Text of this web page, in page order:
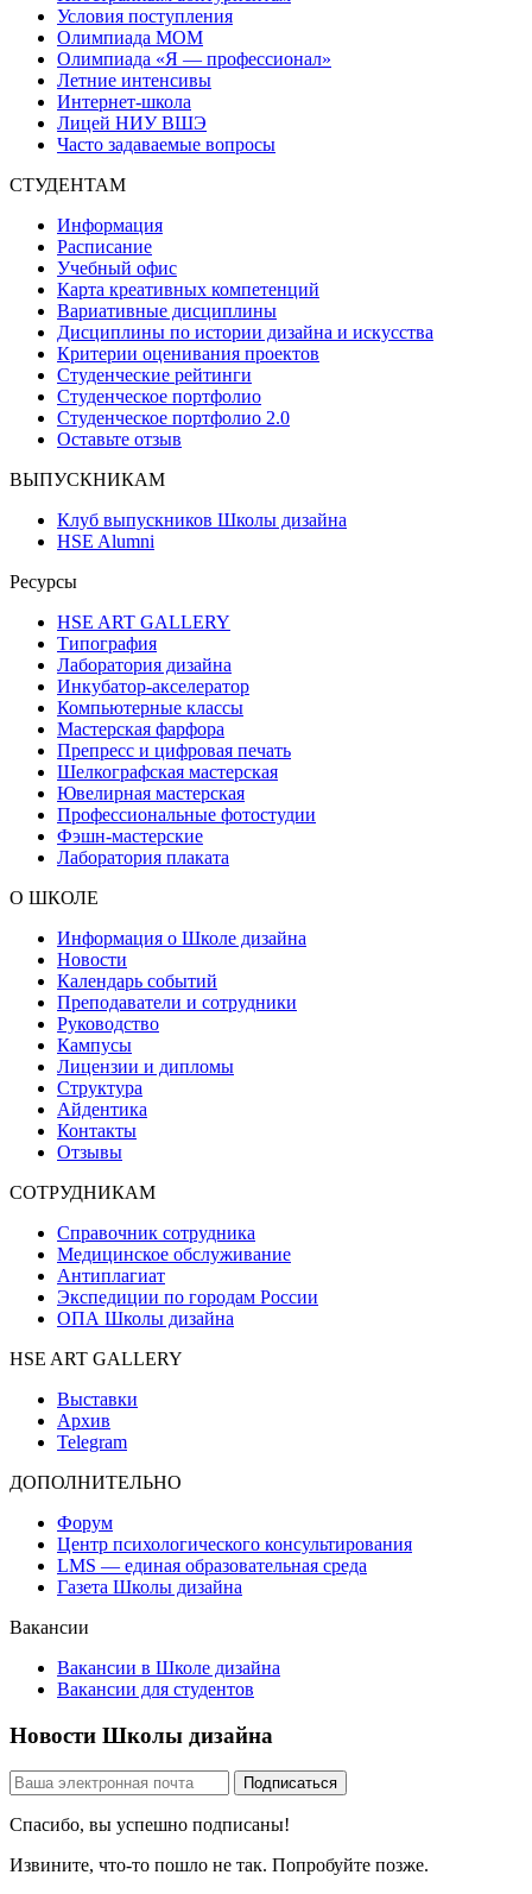
Условия поступления
Олимпиада МОМ
Олимпиада «Я — профессионал»
Летние интенсивы
Интернет-школа
Лицей НИУ ВШЭ
Часто задаваемые вопросы
СТУДЕНТАМ
Информация
Расписание
Учебный офис
Карта креативных компетенций
Вариативные дисциплины
Дисциплины по истории дизайна и искусства
Критерии оценивания проектов
Студенческие рейтинги
Студенческое портфолио
Студенческое портфолио 2.0
Оставьте отзыв
ВЫПУСКНИКАМ
Клуб выпускников Школы дизайна
HSE Alumni
Ресурсы
HSE ART GALLERY
Типография
Лаборатория дизайна
Инкубатор-акселератор
Компьютерные классы
Мастерская фарфора
Препресс и цифровая печать
Шелкографская мастерская
Ювелирная мастерская
Профессиональные фотостудии
Фэшн-мастерские
Лаборатория плаката
О ШКОЛЕ
Информация о Школе дизайна
Новости
Календарь событий
Преподаватели и сотрудники
Руководство
Кампусы
Лицензии и дипломы
Структура
Айдентика
Контакты
Отзывы
СОТРУДНИКАМ
Справочник сотрудника
Медицинское обслуживание
Антиплагиат
Экспедиции по городам России
ОПА Школы дизайна
HSE ART GALLERY
Выставки
Архив
Telegram
ДОПОЛНИТЕЛЬНО
Форум
Центр психологического консультирования
LMS — единая образовательная среда
Газета Школы дизайна
Вакансии
Вакансии в Школе дизайна
Вакансии для студентов
Новости Школы дизайна
Спасибо, вы успешно подписаны!
Извините, что-то пошло не так. Попробуйте позже.